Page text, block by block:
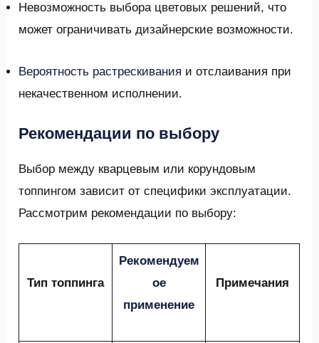
Невозможность выбора цветовых решений, что
может ограничивать дизайнерские возможности.
Вероятность растрескивания и отслаивания при
некачественном исполнении.
Рекомендации по выбору
Выбор между кварцевым или корундовым
топпингом зависит от специфики эксплуатации.
Рассмотрим рекомендации по выбору:
Тип топпинга
Рекомендуем
ое
применение
Примечания